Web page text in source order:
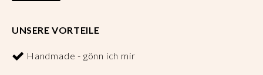
UNSERE VORTEILE
Handmade - gönn ich mir